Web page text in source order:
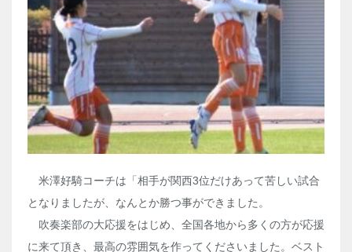
米澤好騎コーチは「相手が関西3位だけあって苦しい試合
となりましたが、なんとか勝つ事ができました。
吹奏楽部の大応援をはじめ、全国各地から多くの方が応援
に来て頂き、最高の雰囲気を作ってくださいました。ベスト